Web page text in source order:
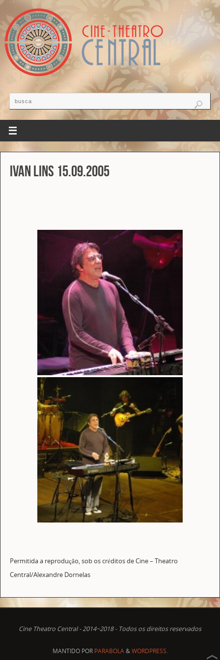
Ivan Lins 15.09.2005
Permitida a reprodução, sob os créditos de Cine – Theatro
Central/Alexandre Dornelas
Cine Theatro Central - 2014~2018 - Todos os direitos reservados
MANTIDO POR PARABOLA&WORDPRESS.